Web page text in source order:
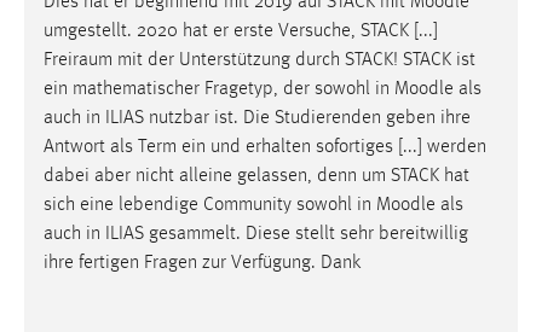
umgestellt. 2020 hat er erste Versuche, STACK [...]
Freiraum mit der Unterstützung durch STACK! STACK ist
ein mathematischer Fragetyp, der sowohl in Moodle als
auch in ILIAS nutzbar ist. Die Studierenden geben ihre
Antwort als Term ein und erhalten sofortiges [...] werden
dabei aber nicht alleine gelassen, denn um STACK hat
sich eine lebendige Community sowohl in Moodle als
auch in ILIAS gesammelt. Diese stellt sehr bereitwillig
ihre fertigen Fragen zur Verfügung. Dank